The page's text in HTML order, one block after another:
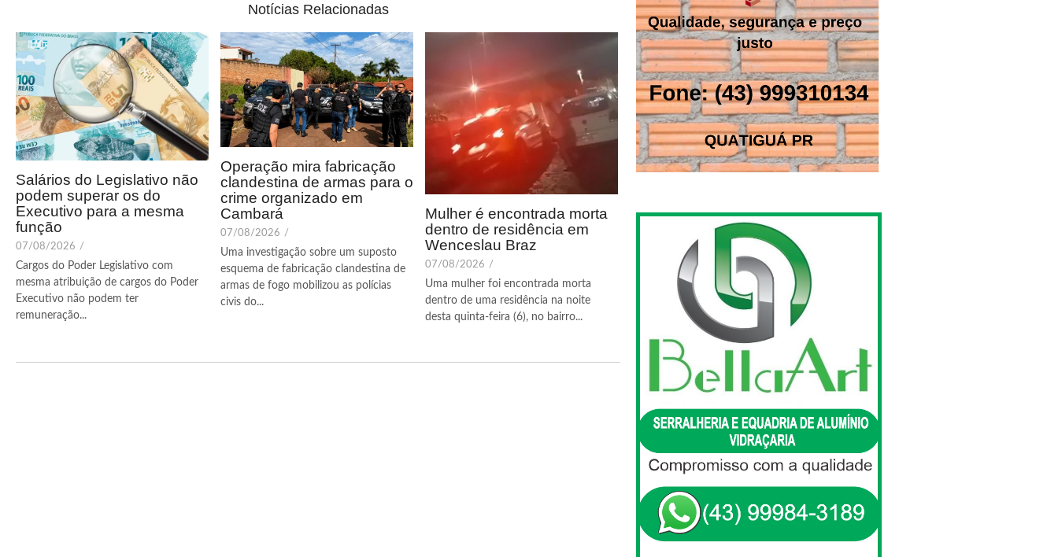
Notícias Relacionadas
Salários do Legislativo não
podem superar os do
Executivo para a mesma
função
07/08/2026 /
Cargos do Poder Legislativo com
mesma atribuição de cargos do Poder
Executivo não podem ter
remuneração...
Operação mira fabricação
clandestina de armas para o
crime organizado em
Cambará
07/08/2026 /
Uma investigação sobre um suposto
esquema de fabricação clandestina de
armas de fogo mobilizou as polícias
civis do...
Mulher é encontrada morta
dentro de residência em
Wenceslau Braz
07/08/2026 /
Uma mulher foi encontrada morta
dentro de uma residência na noite
desta quinta-feira (6), no bairro...